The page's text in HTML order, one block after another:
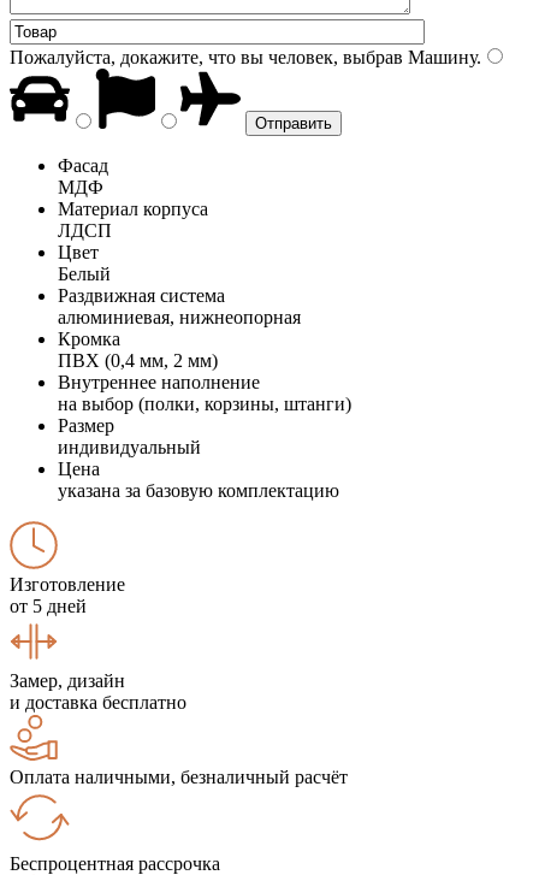
Пожалуйста, докажите, что вы человек, выбрав Машину.
Фасад
МДФ
Материал корпуса
ЛДСП
Цвет
Белый
Раздвижная система
алюминиевая, нижнеопорная
Кромка
ПВХ (0,4 мм, 2 мм)
Внутреннее наполнение
на выбор (полки, корзины, штанги)
Размер
индивидуальный
Цена
указана за базовую комплектацию
Изготовление
от 5 дней
Замер, дизайн
и доставка бесплатно
Оплата наличными, безналичный расчёт
Беспроцентная рассрочка